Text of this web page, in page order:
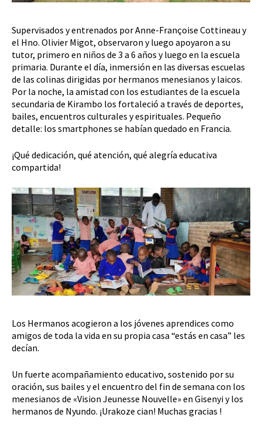
Supervisados ​​y entrenados por Anne-Françoise Cottineau y
el Hno. Olivier Migot, observaron y luego apoyaron a su
tutor, primero en niños de 3 a 6 años y luego en la escuela
primaria. Durante el día, inmersión en las diversas escuelas
de las colinas dirigidas por hermanos menesianos y laicos.
Por la noche, la amistad con los estudiantes de la escuela
secundaria de Kirambo los fortaleció a través de deportes,
bailes, encuentros culturales y espirituales. Pequeño
detalle: los smartphones se habían quedado en Francia.
¡Qué dedicación, qué atención, qué alegría educativa
compartida!
Los Hermanos acogieron a los jóvenes aprendices como
amigos de toda la vida en su propia casa “estás en casa” les
decían.
Un fuerte acompañamiento educativo, sostenido por su
oración, sus bailes y el encuentro del fin de semana con los
menesianos de «Vision Jeunesse Nouvelle» en Gisenyi y los
hermanos de Nyundo. ¡Urakoze cian! Muchas gracias !